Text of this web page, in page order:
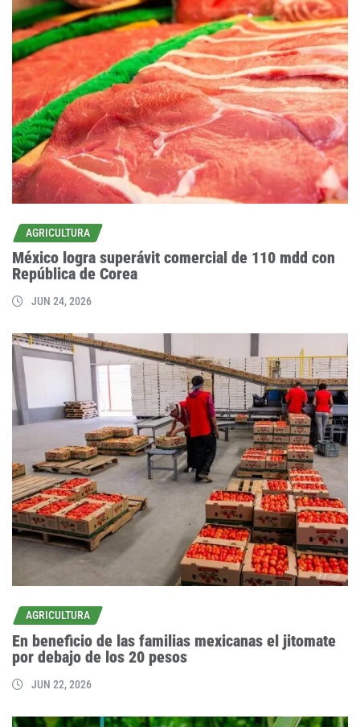
AGRICULTURA
México logra superávit comercial de 110 mdd con
República de Corea
JUN 24, 2026
AGRICULTURA
En beneficio de las familias mexicanas el jitomate
por debajo de los 20 pesos
JUN 22, 2026